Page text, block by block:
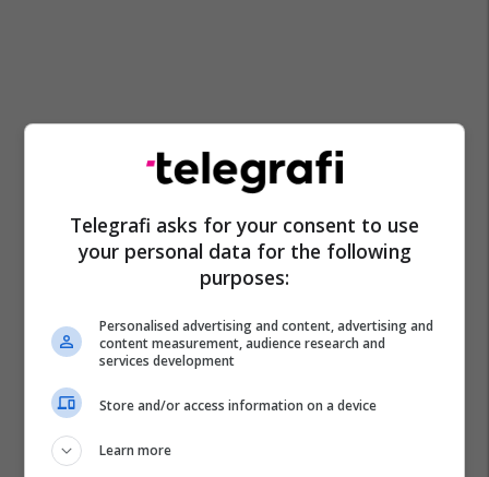
Telegrafi asks for your consent to use
your personal data for the following
purposes:
Personalised advertising and content, advertising and
content measurement, audience research and
services development
Store and/or access information on a device
Learn more